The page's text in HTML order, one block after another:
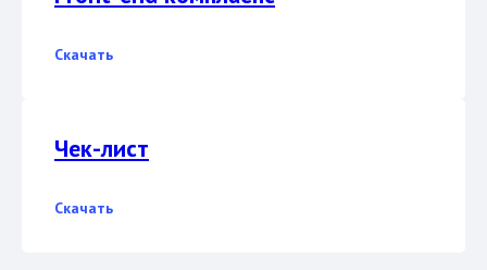
Скачать
Чек-лист
Скачать